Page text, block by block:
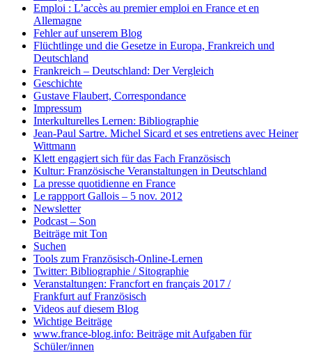
Emploi : L’accès au premier emploi en France et en
Allemagne
Fehler auf unserem Blog
Flüchtlinge und die Gesetze in Europa, Frankreich und
Deutschland
Frankreich – Deutschland: Der Vergleich
Geschichte
Gustave Flaubert, Correspondance
Impressum
Interkulturelles Lernen: Bibliographie
Jean-Paul Sartre. Michel Sicard et ses entretiens avec Heiner
Wittmann
Klett engagiert sich für das Fach Französisch
Kultur: Französische Veranstaltungen in Deutschland
La presse quotidienne en France
Le rappport Gallois – 5 nov. 2012
Newsletter
Podcast – Son
Beiträge mit Ton
Suchen
Tools zum Französisch-Online-Lernen
Twitter: Bibliographie / Sitographie
Veranstaltungen: Francfort en français 2017 /
Frankfurt auf Französisch
Videos auf diesem Blog
Wichtige Beiträge
www.france-blog.info: Beiträge mit Aufgaben für
Schüler/innen